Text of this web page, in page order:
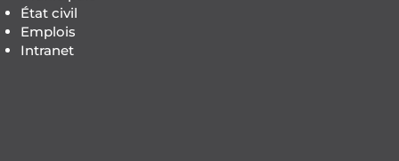
État civil
Emplois
Intranet